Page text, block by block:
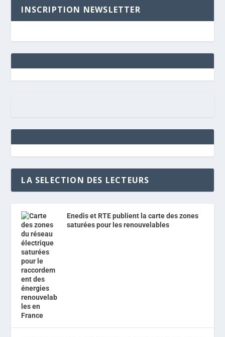
INSCRIPTION NEWSLETTER
LA SELECTION DES LECTEURS
Enedis et RTE publient la carte des zones
saturées pour les renouvelables